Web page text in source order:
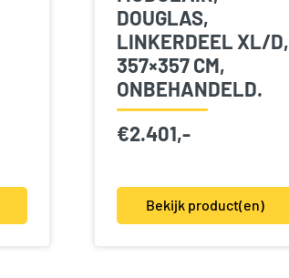
DOUGLAS,
LINKERDEEL XL/D,
357×357 CM,
ONBEHANDELD.
€2.401,-
Bekijk product(en)